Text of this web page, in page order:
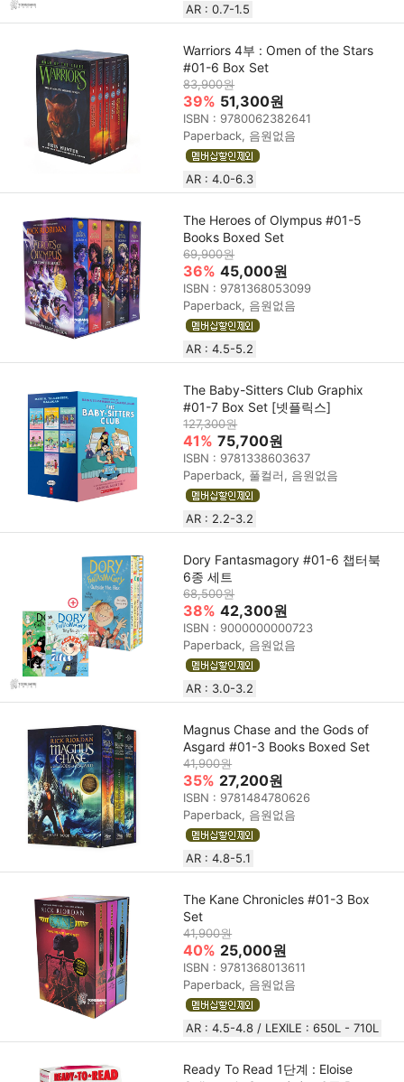
AR : 0.7-1.5
Warriors 4부 : Omen of the Stars
#01-6 Box Set
83,900원
39% 51,300원
ISBN : 9780062382641
Paperback, 음원없음
AR : 4.0-6.3
The Heroes of Olympus #01-5
Books Boxed Set
69,900원
36% 45,000원
ISBN : 9781368053099
Paperback, 음원없음
AR : 4.5-5.2
The Baby-Sitters Club Graphix
#01-7 Box Set [넷플릭스]
127,300원
41% 75,700원
ISBN : 9781338603637
Paperback, 풀컬러, 음원없음
AR : 2.2-3.2
Dory Fantasmagory #01-6 챕터북
6종 세트
68,500원
38% 42,300원
ISBN : 9000000000723
Paperback, 음원없음
AR : 3.0-3.2
Magnus Chase and the Gods of
Asgard #01-3 Books Boxed Set
41,900원
35% 27,200원
ISBN : 9781484780626
Paperback, 음원없음
AR : 4.8-5.1
The Kane Chronicles #01-3 Box
Set
41,900원
40% 25,000원
ISBN : 9781368013611
Paperback, 음원없음
AR : 4.5-4.8 / LEXILE : 650L - 710L
Ready To Read 1단계 : Eloise